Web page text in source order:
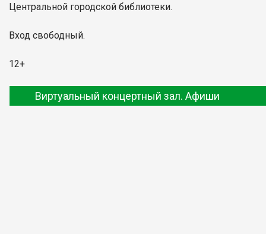
Центральной городской библиотеки.
Вход свободный.
12+
Виртуальный концертный зал. Афиши